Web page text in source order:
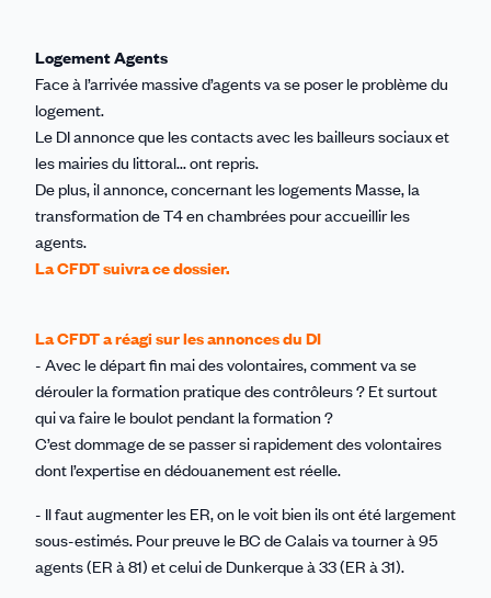
Logement Agents
Face à l’arrivée massive d’agents va se poser le problème du
logement.
Le DI annonce que les contacts avec les bailleurs sociaux et
les mairies du littoral... ont repris.
De plus, il annonce, concernant les logements Masse, la
transformation de T4 en chambrées pour accueillir les
agents.
La CFDT suivra ce dossier.
La CFDT a réagi sur les annonces du DI
- Avec le départ fin mai des volontaires, comment va se
dérouler la formation pratique des contrôleurs ? Et surtout
qui va faire le boulot pendant la formation ?
C’est dommage de se passer si rapidement des volontaires
dont l’expertise en dédouanement est réelle.
- Il faut augmenter les ER, on le voit bien ils ont été largement
sous-estimés. Pour preuve le BC de Calais va tourner à 95
agents (ER à 81) et celui de Dunkerque à 33 (ER à 31).